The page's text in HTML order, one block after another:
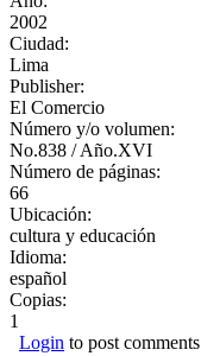
2002
Ciudad:
Lima
Publisher:
El Comercio
Número y/o volumen:
No.838 / Año.XVI
Número de páginas:
66
Ubicación:
cultura y educación
Idioma:
español
Copias:
1
Login to post comments